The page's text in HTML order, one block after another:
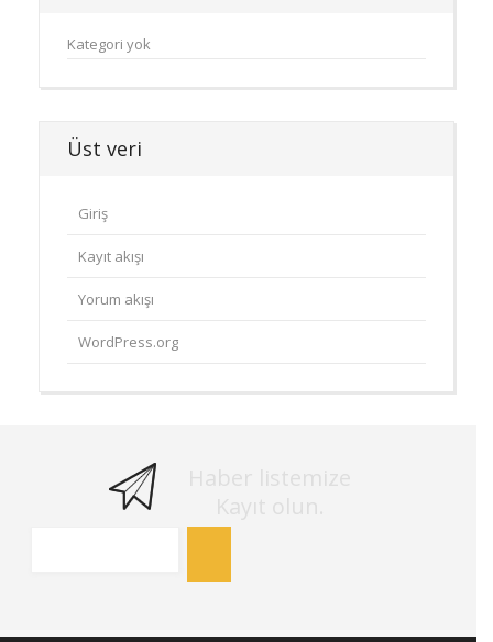
Kategori yok
Üst veri
Giriş
Kayıt akışı
Yorum akışı
WordPress.org